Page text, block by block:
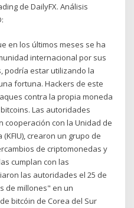
de DailyFX. Análisis
en los últimos meses se ha
internacional por sus
podría estar utilizando la
fortuna. Hackers de este
contra la propia moneda
Las autoridades
cooperación con la Unidad de
crearon un grupo de
de criptomonedas y
cumplan con las
las autoridades el 25 de
de millones" en un
bitcóin de Corea del Sur